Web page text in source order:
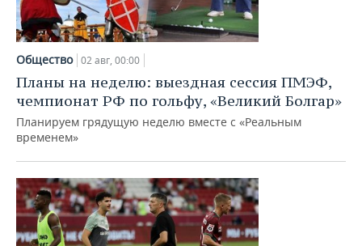
Общество 02 авг, 00:00
Планы на неделю: выездная сессия ПМЭФ,
чемпионат РФ по гольфу, «Великий Болгар»
Планируем грядущую неделю вместе с «Реальным
временем»